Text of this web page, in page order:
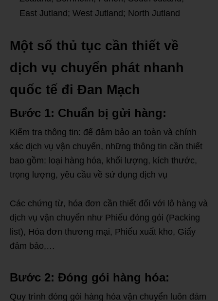
East Jutland; West Jutland; North Jutland
Một số thủ tục cần thiết về
dịch vụ chuyển phát nhanh
quốc tế đi Đan Mạch
Bước 1: Chuẩn bị gửi hàng:
Kiểm tra thông tin: để đảm bảo an toàn và chính
xác dịch vụ vận chuyển, những thông tin cần thiết
bao gồm: loại hàng hóa, khối lượng, kích thước,
trọng lượng, yêu cầu về sử dụng dịch vụ
Các chứng từ, hóa đơn cần thiết đối với lô hàng và
dịch vụ vận chuyển như Phiếu đóng gói (Packing
list), Hóa đơn thương mại, Phiếu xuất kho, Giấy
đảm bảo,…
Bước 2: Đóng gói hàng hóa:
Quy trình đóng gói hàng hóa vận chuyển luôn đảm